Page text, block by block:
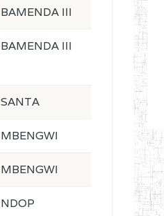
BAMENDA III
BAMENDA III
SANTA
MBENGWI
MBENGWI
NDOP